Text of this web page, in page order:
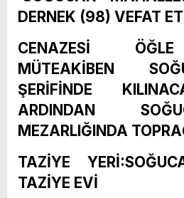
DERNEK (98) VEFAT
CENAZESİ
MÜTEAKİBEN
ŞERİFİNDE
ARDINDAN
MEZARLIĞINDA
TAZİYE
TAZİYE EVİ